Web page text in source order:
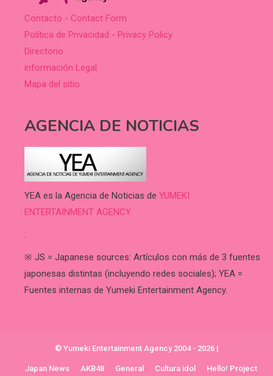
Contacto - Contact Form
Política de Privacidad - Privacy Policy
Directorio
información Legal
Mapa del sitio
AGENCIA DE NOTICIAS
YEA es la Agencia de Noticias de YUMEKI
ENTERTAINMENT AGENCY.
.
※ JS = Japanese sources: Artículos con más de 3 fuentes
japonesas distintas (incluyendo redes sociales); YEA =
Fuentes internas de Yumeki Entertainment Agency.
© Yumeki Entertainment Agency 2004 - 2026 |
Japan News AKB48 General Cultura idol Hello! Project